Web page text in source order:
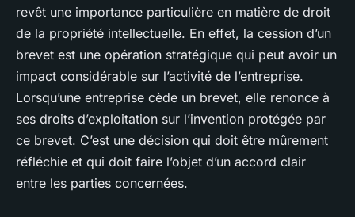
revêt une importance particulière en matière de droit
de la propriété intellectuelle. En effet, la cession d’un
brevet est une opération stratégique qui peut avoir un
impact considérable sur l’activité de l’entreprise.
Lorsqu’une entreprise cède un brevet, elle renonce à
ses droits d’exploitation sur l’invention protégée par
ce brevet. C’est une décision qui doit être mûrement
réfléchie et qui doit faire l’objet d’un accord clair
entre les parties concernées.